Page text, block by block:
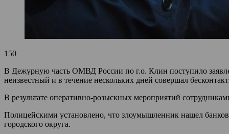
150
В Дежурную часть ОМВД России по г.о. Клин поступило
неизвестный и в течение нескольких дней совершал
В результате оперативно-розыскных мероприятий
Полицейскими установлено, что злоумышленник нашел
городского округа.